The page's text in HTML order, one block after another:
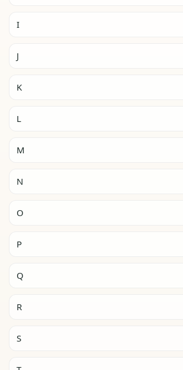
I
J
K
L
M
N
O
P
Q
R
S